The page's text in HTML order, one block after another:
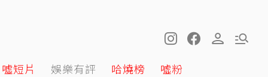
噓短片 娛樂有評 哈燒榜 噓粉